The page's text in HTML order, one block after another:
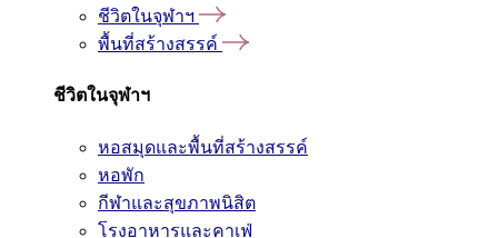
ชีวิตในจุฬาฯ
พื้นที่สร้างสรรค์
ชีวิตในจุฬาฯ
หอสมุดและพื้นที่สร้างสรรค์
หอพัก
กีฬาและสุขภาพนิสิต
โรงอาหารและคาเฟ่